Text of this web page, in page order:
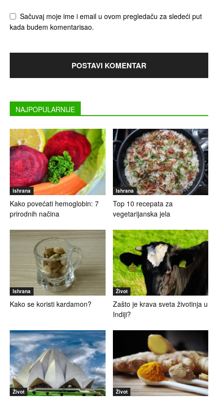
Sačuvaj moje ime i email u ovom pregledaču za sledeći put
kada budem komentarisao.
NAJPOPULARNIJE
Ishrana
Kako povećati hemoglobin: 7
prirodnih načina
Ishrana
Top 10 recepata za
vegetarijanska jela
Ishrana
Kako se koristi kardamon?
Život
Zašto je krava sveta životinja u
Indiji?
Život Život